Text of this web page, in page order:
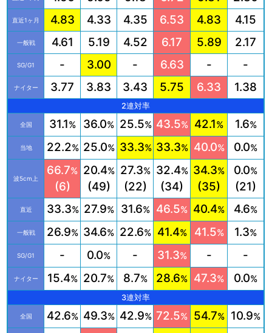
直近1ヶ月 4.83 4.33 4.35 6.53 4.83 4.15
一般戦 4.61 5.19 4.52 6.17 5.89 2.17
SG/G1 - 3.00 - 6.63 - -
ナイター 3.77 3.83 3.43 5.75 6.33 1.38
2連対率
全国 31.1% 36.0% 25.5% 43.5% 42.1% 1.6%
当地 22.2% 25.0% 33.3% 33.3% 40.0% 0.0%
波5cm上
66.7%
(6)
20.4%
(49)
27.3%
(22)
32.4%
(34)
34.3%
(35)
0.0%
(21)
直近 33.3% 27.9% 31.6% 46.5% 40.4% 4.6%
一般戦 26.9% 34.6% 22.6% 41.4% 41.5% 1.3%
SG/G1 - 0.0% - 31.3% - -
ナイター 15.4% 20.7% 8.7% 28.6% 47.3% 0.0%
3連対率
全国 42.6% 49.3% 42.9% 72.5% 54.7% 10.9%